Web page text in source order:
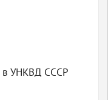
в УНКВД СССР